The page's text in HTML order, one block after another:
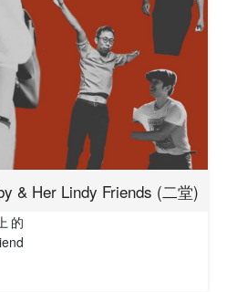
& Her Lindy Friends (二堂)
的